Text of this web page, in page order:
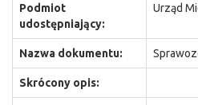
Podmiot
udostępniający:
Urząd
Nazwa dokumentu:
Skrócony opis: